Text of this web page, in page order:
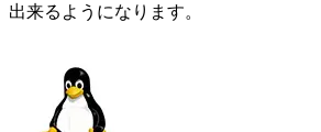
出来るようになります。